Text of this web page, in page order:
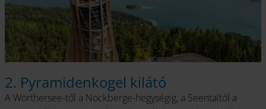
2. Pyramidenkogel kilátó
A Wörthersee-től a Nockberge-hegységig, a Seentaltól a